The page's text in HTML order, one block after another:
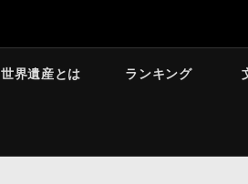
世界遺産とは ランキング